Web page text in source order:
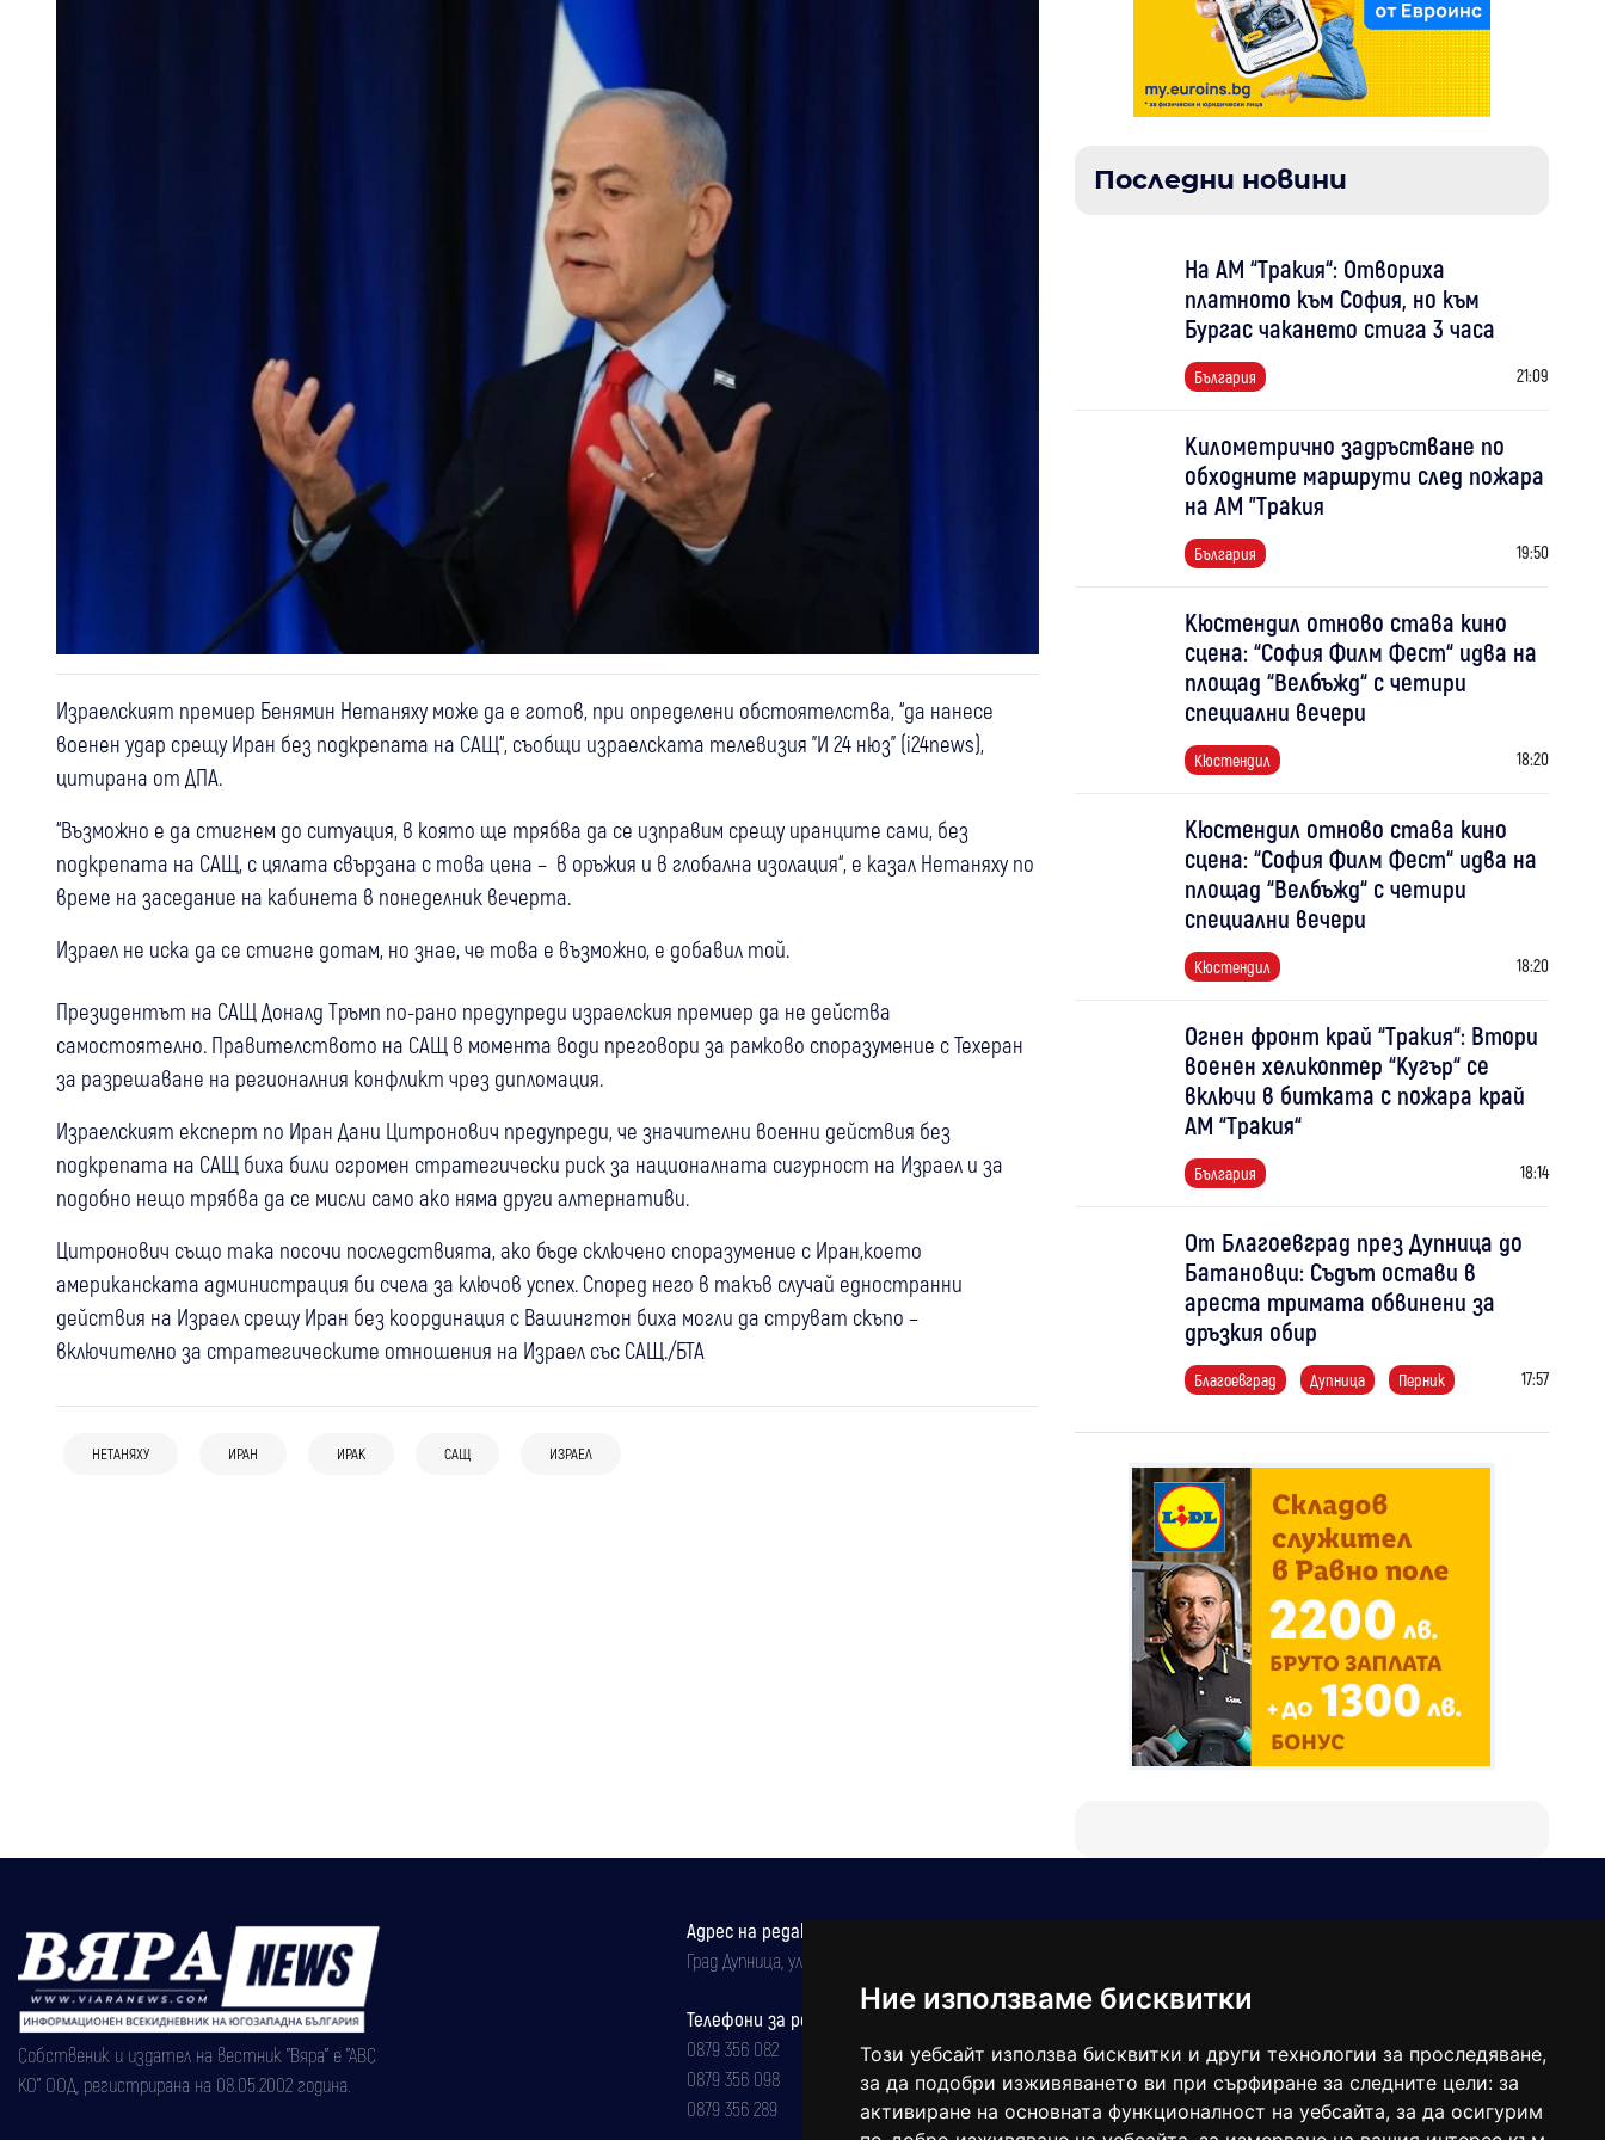
Ние използваме бисквитки
Този уебсайт използва бисквитки и други технологии за проследяване,
за да подобри изживяването ви при сърфиране за следните цели: за
активиране на основната функционалност на уебсайта, за да осигурим
Израелският премиер Бенямин Нетаняху може да е готов, при определени обстоятелства, “да нанесе
военен удар срещу Иран без подкрепата на САЩ“, съобщи израелската телевизия "И 24 нюз" (i24news),
цитирана от ДПА.
“Възможно е да стигнем до ситуация, в която ще трябва да се изправим срещу иранците сами, без
подкрепата на САЩ, с цялата свързана с това цена – в оръжия и в глобална изолация“, е казал Нетаняху по
време на заседание на кабинета в понеделник вечерта.
Израел не иска да се стигне дотам, но знае, че това е възможно, е добавил той.
Президентът на САЩ Доналд Тръмп по-рано предупреди израелския премиер да не действа
самостоятелно. Правителството на САЩ в момента води преговори за рамково споразумение с Техеран
за разрешаване на регионалния конфликт чрез дипломация.
Израелският експерт по Иран Дани Цитронович предупреди, че значителни военни действия без
подкрепата на САЩ биха били огромен стратегически риск за националната сигурност на Израел и за
подобно нещо трябва да се мисли само ако няма други алтернативи.
Цитронович също така посочи последствията, ако бъде сключено споразумение с Иран,което
американската администрация би счела за ключов успех. Според него в такъв случай едностранни
действия на Израел срещу Иран без координация с Вашингтон биха могли да струват скъпо –
включително за стратегическите отношения на Израел със САЩ./БТА
НЕТАНЯХУ ИРАН ИРАК САЩ ИЗРАЕЛ
заключителна фаза
12:36
Танкер съобщи за две експлозии край
са невредими
Нетаняху: Израел не приема новия
провокирали конфликт, хотелът
антисемитски инцидент, случаят не
“Можехме да спасим животи, ако
Последни новини
На АМ “Тракия“: Отвориха
платното към София, но към
Бургас чакането стига 3 часа
България 21:09
Километрично задръстване по
обходните маршрути след пожара
на АМ "Тракия
България 19:50
Кюстендил отново става кино
сцена: “София Филм Фест“ идва на
площад “Велбъжд“ с четири
специални вечери
Кюстендил 18:20
Кюстендил отново става кино
сцена: “София Филм Фест“ идва на
площад “Велбъжд“ с четири
специални вечери
Кюстендил 18:20
Огнен фронт край “Тракия“: Втори
военен хеликоптер “Кугър“ се
включи в битката с пожара край
АМ “Тракия“
България 18:14
От Благоевград през Дупница до
Батановци: Съдът остави в
ареста тримата обвинени за
дръзкия обир
Благоевград Дупница Перник 17:57
Собственик и издател на вестник "Вяра" е "АВС
КО" ООД, регистрирана на 08.05.2002 година.
Адрес на редакцията
Град Дупница, ул.''Христо Ботев" 43
Телефони за реклама и абонаменти
0879 356 082
0879 356 098
0879 356 289
balgarkanews@gmail.com